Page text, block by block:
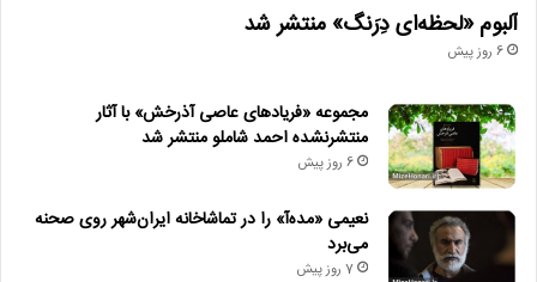
آلبوم «لحظه‌ای دِرَنگ» منتشر شد
6 روز پیش
مجموعه «فریادهای عاصی آذرخش» با آثار
منتشرنشده احمد شاملو منتشر شد
6 روز پیش
نعیمی «مده‌آ» را در تماشاخانه ایران‌شهر روی صحنه
می‌برد
7 روز پیش